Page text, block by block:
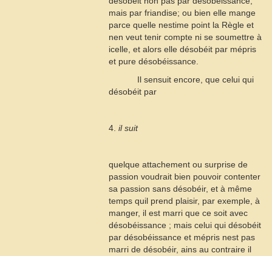
mais par friandise; ou bien elle mange
parce quelle nestime point la Règle et
nen veut tenir compte ni se soumettre à
icelle, et alors elle désobéit par mépris
et pure désobéissance.
Il sensuit encore, que celui qui
désobéit par
4. il suit
quelque attachement ou surprise de
passion voudrait bien pouvoir contenter
sa passion sans désobéir, et à même
temps quil prend plaisir, par exemple, à
manger, il est marri que ce soit avec
désobéissance ; mais celui qui désobéit
par désobéissance et mépris nest pas
marri de désobéir, ains au contraire il